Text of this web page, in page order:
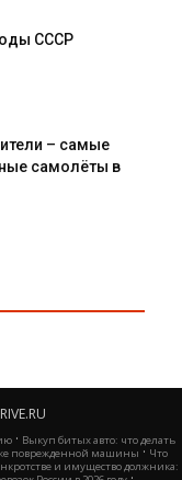
СССР
– самые
самолёты в
· Выкуп битых авто: что делать
поврежденной машины· Что
и имущество должника: